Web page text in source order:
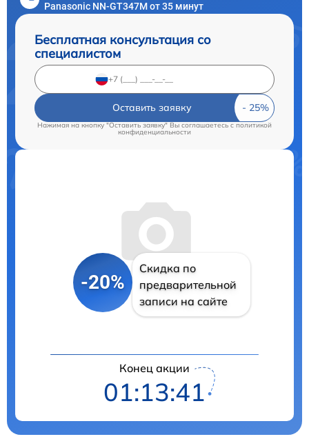
Panasonic NN-GT347M от 35 минут
Бесплатная консультация со
специалистом
Оставить заявку
Нажимая на кнопку "Оставить заявку" Вы соглашаетесь cполитикой
конфиденциальности
-20%
Скидка по
предварительной
записи на сайте
Конец акции
01:13:40